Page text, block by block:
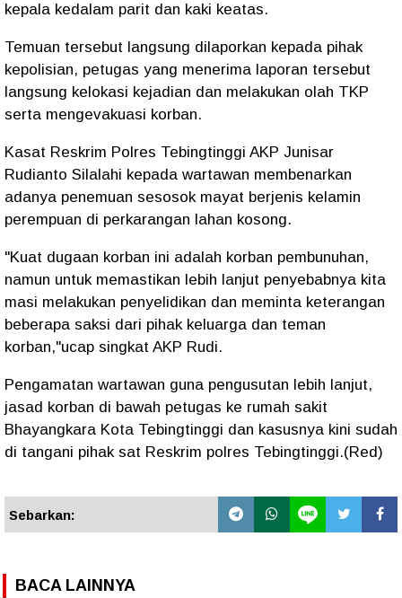
kepala kedalam parit dan kaki keatas.
Temuan tersebut langsung dilaporkan kepada pihak
kepolisian, petugas yang menerima laporan tersebut
langsung kelokasi kejadian dan melakukan olah TKP
serta mengevakuasi korban.
Kasat Reskrim Polres Tebingtinggi AKP Junisar
Rudianto Silalahi kepada wartawan membenarkan
adanya penemuan sesosok mayat berjenis kelamin
perempuan di perkarangan lahan kosong.
"Kuat dugaan korban ini adalah korban pembunuhan,
namun untuk memastikan lebih lanjut penyebabnya kita
masi melakukan penyelidikan dan meminta keterangan
beberapa saksi dari pihak keluarga dan teman
korban,"ucap singkat AKP Rudi.
Pengamatan wartawan guna pengusutan lebih lanjut,
jasad korban di bawah petugas ke rumah sakit
Bhayangkara Kota Tebingtinggi dan kasusnya kini sudah
di tangani pihak sat Reskrim polres Tebingtinggi.(Red)
Sebarkan:
BACA LAINNYA